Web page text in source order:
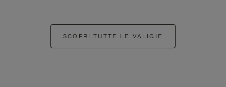
SCOPRI TUTTE LE VALIGIE